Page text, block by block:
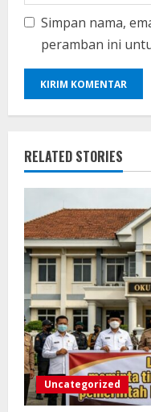
Simpan nama,
peramban ini
RELATED STORIES
Uncategorized